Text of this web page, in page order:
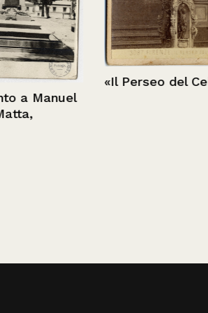
Manuel
«Il Perseo del Cellini»